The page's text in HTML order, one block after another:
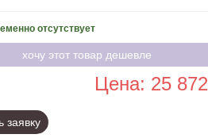
отсутствует
хочу этот товар дешевле
Цена: 25 872
заявку